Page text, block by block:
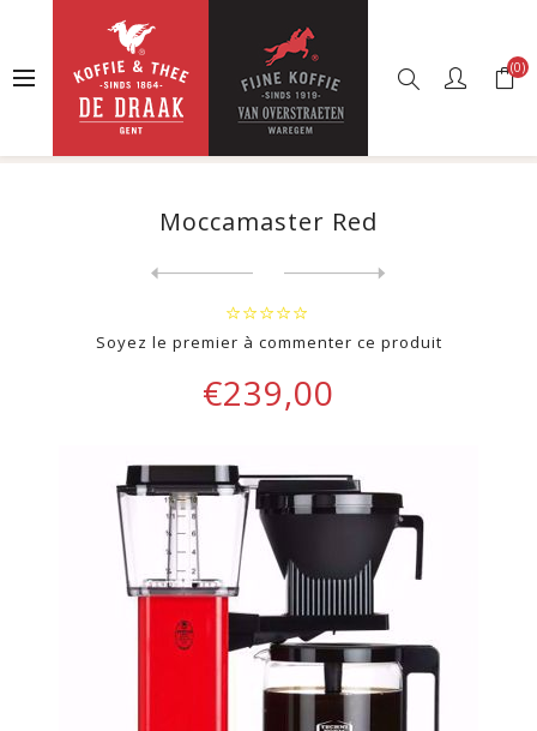
(0)
Boutique en ligne
Machines à café
Cafetières à filtre
Moccamaster Red
Moccamaster Red
Soyez le premier à commenter ce produit
€239,00